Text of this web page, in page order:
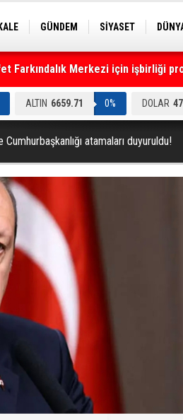
GÜNDEM SİYASET
Farkındalık Merkezi için işbirliği
ALTIN 6659.71 0% DOLAR
atamaları duyuruldu!